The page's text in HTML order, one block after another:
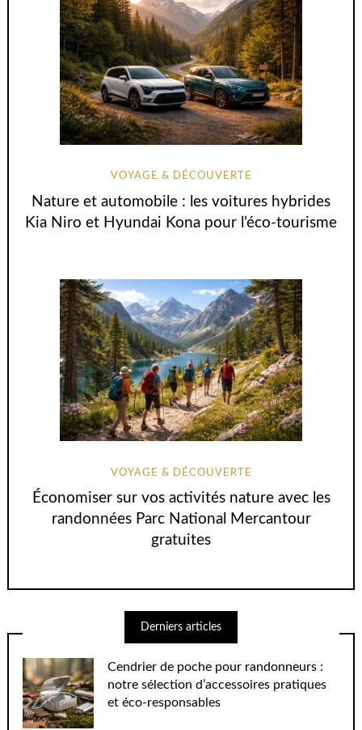
VOYAGE & DÉCOUVERTE
Nature et automobile : les voitures hybrides
Kia Niro et Hyundai Kona pour l’éco-tourisme
VOYAGE & DÉCOUVERTE
Économiser sur vos activités nature avec les
randonnées Parc National Mercantour
gratuites
Derniers articles
Cendrier de poche pour randonneurs :
notre sélection d’accessoires pratiques
et éco-responsables